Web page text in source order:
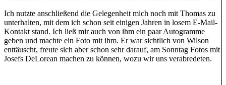
Ich nutzte anschließend die Gelegenheit mich noch mit Thomas zu
unterhalten, mit dem ich schon seit einigen Jahren in losem E-Mail-
Kontakt stand. Ich ließ mir auch von ihm ein paar Autogramme
geben und machte ein Foto mit ihm. Er war sichtlich von Wilson
enttäuscht, freute sich aber schon sehr darauf, am Sonntag Fotos mit
Josefs DeLorean machen zu können, wozu wir uns verabredeten.